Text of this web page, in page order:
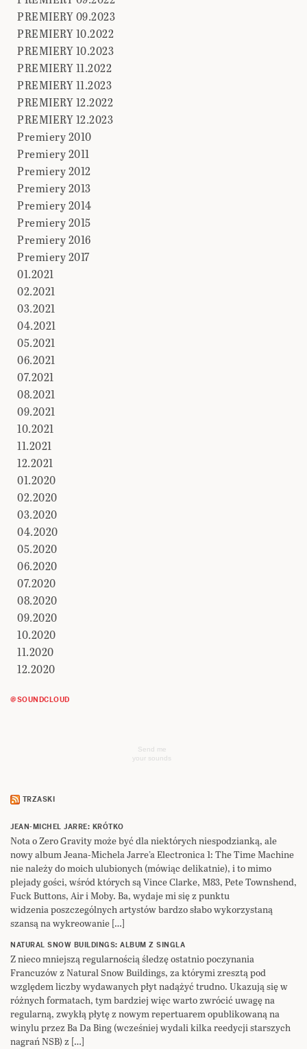
PREMIERY 09.2023
PREMIERY 10.2022
PREMIERY 10.2023
PREMIERY 11.2022
PREMIERY 11.2023
PREMIERY 12.2022
PREMIERY 12.2023
Premiery 2010
Premiery 2011
Premiery 2012
Premiery 2013
Premiery 2014
Premiery 2015
Premiery 2016
Premiery 2017
01.2021
02.2021
03.2021
04.2021
05.2021
06.2021
07.2021
08.2021
09.2021
10.2021
11.2021
12.2021
01.2020
02.2020
03.2020
04.2020
05.2020
06.2020
07.2020
08.2020
09.2020
10.2020
11.2020
12.2020
@SOUNDCLOUD
Send me
your sounds
TRZASKI
JEAN-MICHEL JARRE: KRÓTKO
Nota o Zero Gravity może być dla niektórych niespodzianką, ale
nowy album Jeana-Michela Jarre’a Electronica 1: The Time Machine
nie należy do moich ulubionych (mówiąc delikatnie), i to mimo
plejady gości, wśród których są Vince Clarke, M83, Pete Townshend,
Fuck Buttons, Air i Moby. Ba, wydaje mi się z punktu
widzenia poszczególnych artystów bardzo słabo wykorzystaną
szansą na wykreowanie […]
NATURAL SNOW BUILDINGS: ALBUM Z SINGLA
Z nieco mniejszą regularnością śledzę ostatnio poczynania
Francuzów z Natural Snow Buildings, za którymi zresztą pod
względem liczby wydawanych płyt nadążyć trudno. Ukazują się w
różnych formatach, tym bardziej więc warto zwrócić uwagę na
regularną, zwykłą płytę z nowym repertuarem opublikowaną na
winylu przez Ba Da Bing (wcześniej wydali kilka reedycji starszych
nagrań NSB) z […]